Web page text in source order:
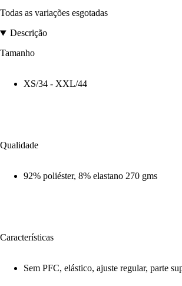
Todas as variações esgotadas
Descrição
Tamanho
XS/34 - XXL/44
Qualidade
92% poliéster, 8% elastano 270 gms
Características
Sem PFC, elástico, ajuste regular, parte